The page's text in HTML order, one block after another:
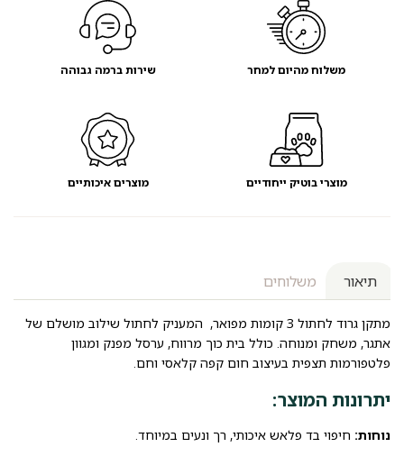
תיאור משלוחים
מתקן גרוד לחתול 3 קומות מפואר, המעניק לחתול שילוב מושלם של
אתגר, משחק ומנוחה. כולל בית כוך מרווח, ערסל מפנק ומגוון
פלטפורמות תצפית בעיצוב חום קפה קלאסי וחם.
יתרונות המוצר:
נוחות: חיפוי בד פלאש איכותי, רך ונעים במיוחד.
משלוח מהיום למחר שירות ברמה גבוהה
מוצרי בוטיק ייחודיים מוצרים איכותיים